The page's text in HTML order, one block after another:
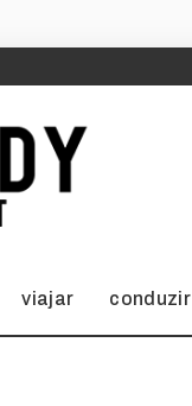
viajar conduzir